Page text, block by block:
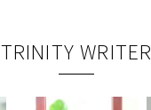
TRINITY WRITER